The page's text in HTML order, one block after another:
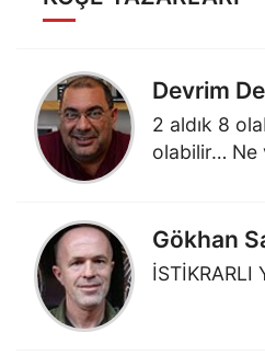
Devrim
2 aldık 8
olabilir… Ne
Gökhan
İSTİKRARLI